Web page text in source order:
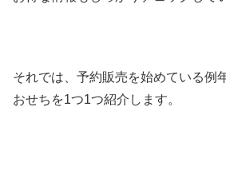
それでは、予約販売を始めている例
おせちを1つ1つ紹介します。